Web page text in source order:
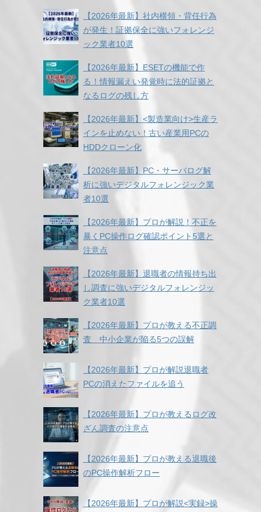
【2026年最新】社内横領・背任行為
が発生！証拠保全に強いフォレンジ
ック業者10選
【2026年最新】ESETの機能で作
る！情報漏えい発覚時に法的証拠と
なるログの残し方
【2026年最新】<製造業向け>生産ラ
インを止めない！古い産業用PCの
HDDクローン化
【2026年最新】PC・サーバログ解
析に強いデジタルフォレンジック業
者10選
【2026年最新】プロが解説！不正を
暴くPC操作ログ確認ポイント5選と
注意点
【2026年最新】退職者の情報持ち出
し調査に強いデジタルフォレンジッ
ク業者10選
【2026年最新】プロが教える不正調
査 中小企業が陥る5つの誤解
【2026年最新】プロが解説退職者
PCの消えたファイルを追う
【2026年最新】プロが教えるログ改
ざん調査の注意点
【2026年最新】プロが教える退職後
のPC操作解析フロー
【2026年最新】プロが解説<実録>操